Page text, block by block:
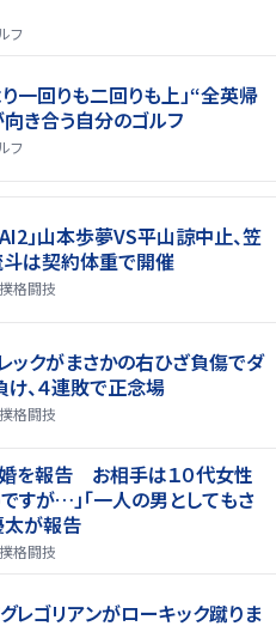
フ
一回りも二回りも上」“全英帰
き合う自分のゴルフ
フ
」山本歩夢VS平山諒中止、笠
は契約体重で開催
格闘技
ックがまさかの右ひざ負傷でダ
、４連敗で正念場
格闘技
を報告 お相手は１０代女性
すが…」「一人の男としてもさ
太が報告
格闘技
レゴリアンがローキック蹴りま